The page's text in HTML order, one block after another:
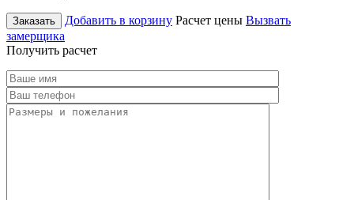
Заказать Добавить в корзину Расчет цены Вызвать
замерщика
Получить расчет